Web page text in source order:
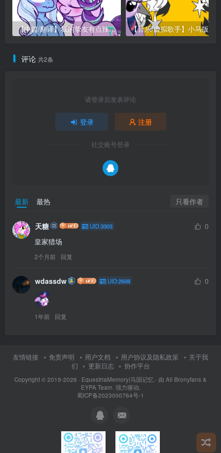
【中篇/翻译】我的挚友有点辣……（My Best Friend’s Kinda Hot…）
评论 共2条
请登录后发表评论
登录 注册
社交账号登录
最新 最热 只看作者
天糖 UID:3303
0
皇家猎场
2个月前 回复
wdassdw UID:2608 0
1年前 回复
友情链接 免责声明 用户文档 用户协议及隐私政策
关于我
们
更新日志 协作平台
Copyright © 2019-2026 · EquestriaMemory|马国记忆 · 由 All Bronyfans &
EYPA Team. 强力驱动.
蜀ICP备2023000764号-1